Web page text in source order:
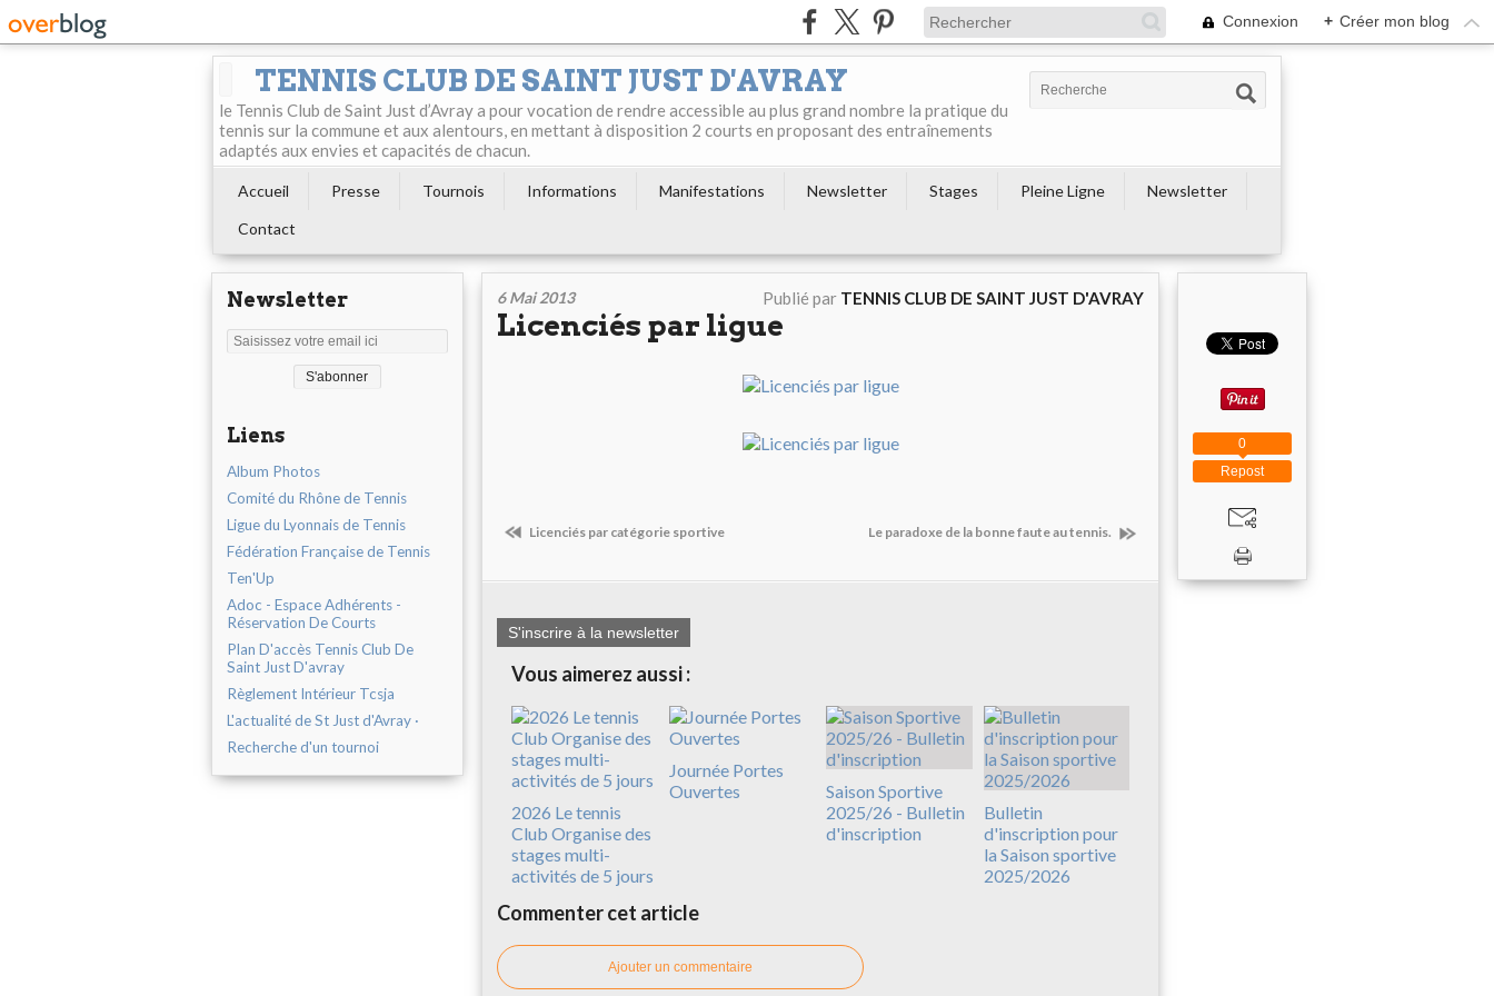
Connexion + Créer mon blog
TENNIS CLUB DE SAINT JUST D'AVRAY
le Tennis Club de Saint Just d’Avray a pour vocation de rendre accessible au plus grand nombre la pratique du
tennis sur la commune et aux alentours, en mettant à disposition 2 courts en proposant des entraînements
adaptés aux envies et capacités de chacun.
Accueil Presse Tournois Informations Manifestations Newsletter Stages Pleine Ligne
Newsletter
Contact
Newsletter
Liens
Album Photos
Comité du Rhône de Tennis
Ligue du Lyonnais de Tennis
Fédération Française de Tennis
Ten'Up
Adoc - Espace Adhérents -
Réservation De Courts
Plan D'accès Tennis Club De
Saint Just D'avray
Règlement Intérieur Tcsja
L'actualité de St Just d'Avray ·
Recherche d'un tournoi
6 Mai 2013 Publié par TENNIS CLUB DE SAINT JUST D'AVRAY
Licenciés par ligue
Licenciés par catégorie sportive Le paradoxe de la bonne faute au tennis.
S'inscrire à la newsletter
Vous aimerez aussi :
2026 Le tennis
Club Organise des
stages multi-
activités de 5 jours
Journée Portes
Ouvertes
Saison Sportive
2025/26 - Bulletin
d'inscription
Bulletin
d'inscription pour
la Saison sportive
2025/2026
Commenter cet article
Ajouter un commentaire
Repost
0